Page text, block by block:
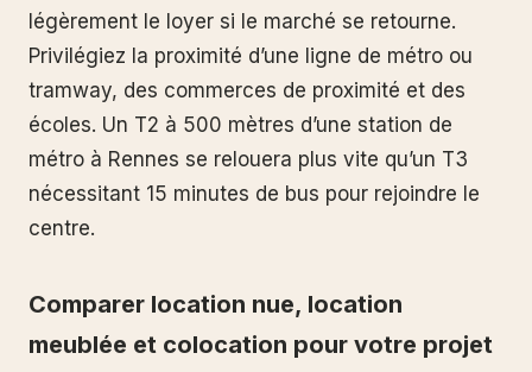
légèrement le loyer si le marché se retourne.
Privilégiez la proximité d’une ligne de métro ou
tramway, des commerces de proximité et des
écoles. Un T2 à 500 mètres d’une station de
métro à Rennes se relouera plus vite qu’un T3
nécessitant 15 minutes de bus pour rejoindre le
centre.
Comparer location nue, location
meublée et colocation pour votre projet